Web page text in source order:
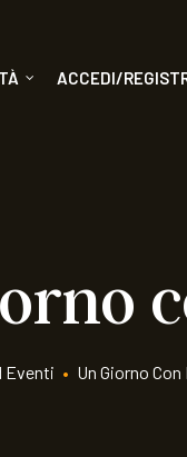
ACCEDI/
Eventi • Un Giorno Con